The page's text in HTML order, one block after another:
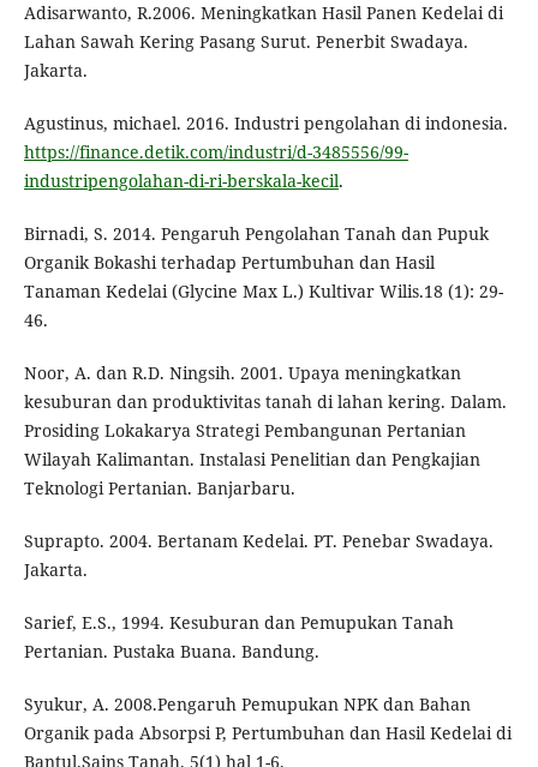
Adisarwanto, R.2006. Meningkatkan Hasil Panen Kedelai di
Lahan Sawah Kering Pasang Surut. Penerbit Swadaya.
Jakarta.
Agustinus, michael. 2016. Industri pengolahan di indonesia.
https://finance.detik.com/industri/d-3485556/99-
industripengolahan-di-ri-berskala-kecil.
Birnadi, S. 2014. Pengaruh Pengolahan Tanah dan Pupuk
Organik Bokashi terhadap Pertumbuhan dan Hasil
Tanaman Kedelai (Glycine Max L.) Kultivar Wilis.18 (1): 29-
46.
Noor, A. dan R.D. Ningsih. 2001. Upaya meningkatkan
kesuburan dan produktivitas tanah di lahan kering. Dalam.
Prosiding Lokakarya Strategi Pembangunan Pertanian
Wilayah Kalimantan. Instalasi Penelitian dan Pengkajian
Teknologi Pertanian. Banjarbaru.
Suprapto. 2004. Bertanam Kedelai. PT. Penebar Swadaya.
Jakarta.
Sarief, E.S., 1994. Kesuburan dan Pemupukan Tanah
Pertanian. Pustaka Buana. Bandung.
Syukur, A. 2008.Pengaruh Pemupukan NPK dan Bahan
Organik pada Absorpsi P, Pertumbuhan dan Hasil Kedelai di
Bantul.Sains Tanah. 5(1) hal 1-6.